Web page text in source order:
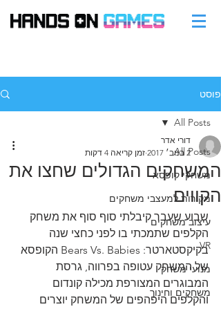
פוסט
All Posts
משחקי קופסא
מקורות למעצבי משחקים
עיצוב משחקים
VR
מנועי משחק
משחקים וחינוך
All Posts
המשחקים הגדולים שחצו את
הקווים
דורי אדר
2 בנוב׳ 2017
זמן קריאה 4 דקות
שבוע שעבר קיבלתי סוף סוף את משחק
הקלפים שתמכתי בו לפני כחצי שנה
בקיקסטארטר: Bears Vs. Babies הקופסא
של המשחק עטופה בפרווה, גרסת
המבוגרים המצורפת מכילה קונדום
והקלפים היפהפים של המשחק יוצרים